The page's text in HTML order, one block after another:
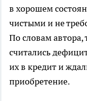
в хорошем
чистыми и не
По словам автора,
считались
их в кредит и
приобретение.